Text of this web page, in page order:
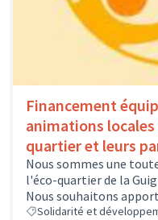
Financement
animations
quartier et leurs
Nous sommes une
l'éco-quartier de la
Nous souhaitons
Solidarité et